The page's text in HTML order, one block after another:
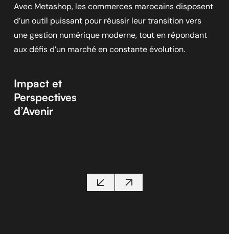
Impact et
Perspectives
d’Avenir
Avec Metashop, les commerces marocains disposent
d’un outil puissant pour réussir leur transition vers
une gestion numérique moderne, tout en répondant
aux défis d’un marché en constante évolution.